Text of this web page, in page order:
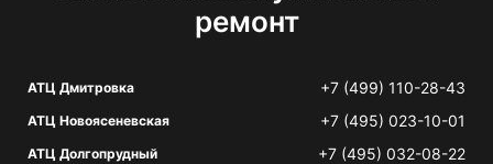
ремонт
АТЦ Дмитровка +7 (499) 110-28-43
АТЦ Новоясеневская +7 (495) 023-10-01
АТЦ Долгопрудный +7 (495) 032-08-22